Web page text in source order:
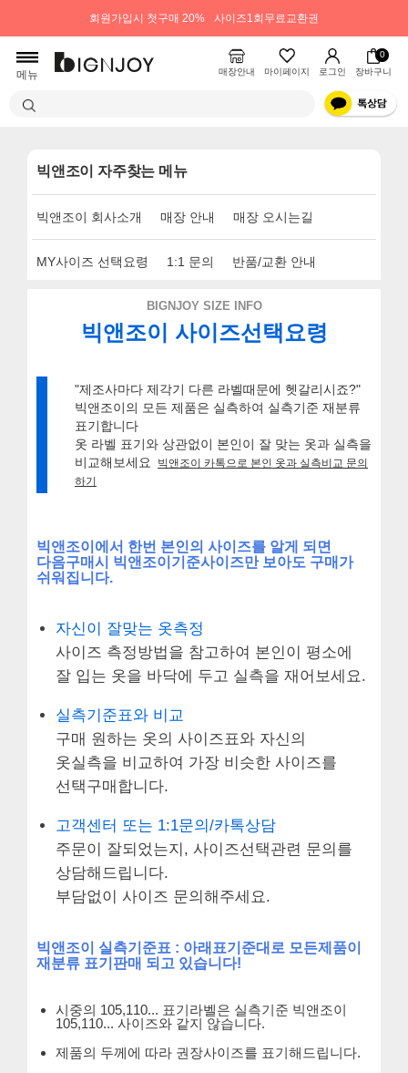
회원가입시 첫구매 20% 사이즈1회무료교환권
메뉴 매장안내 마이페이지 로그인
0
장바구니
빅앤조이 자주찾는 메뉴
빅앤조이 회사소개 매장 안내 매장 오시는길
MY사이즈 선택요령 1:1 문의 반품/교환 안내
BIGNJOY SIZE INFO
빅앤조이 사이즈선택요령
"제조사마다 제각기 다른 라벨때문에 헷갈리시죠?"
빅앤조이의 모든 제품은 실측하여 실측기준 재분류
표기합니다
옷 라벨 표기와 상관없이 본인이 잘 맞는 옷과 실측을
비교해보세요
빅앤조이 카톡으로 본인 옷과 실측비교 문의
하기
빅앤조이에서 한번 본인의 사이즈를 알게 되면
다음구매시 빅앤조이기준사이즈만 보아도 구매가
쉬워집니다.
자신이 잘맞는 옷측정
사이즈 측정방법을 참고하여 본인이 평소에
잘 입는 옷을 바닥에 두고 실측을 재어보세요.
실측기준표와 비교
구매 원하는 옷의 사이즈표와 자신의
옷실측을 비교하여 가장 비슷한 사이즈를
선택구매합니다.
고객센터 또는 1:1문의/카톡상담
주문이 잘되었는지, 사이즈선택관련 문의를
상담해드립니다.
부담없이 사이즈 문의해주세요.
빅앤조이 실측기준표 : 아래표기준대로 모든제품이
재분류 표기판매 되고 있습니다!
시중의 105,110... 표기라벨은 실측기준 빅앤조이
105,110... 사이즈와 같지 않습니다.
제품의 두께에 따라 권장사이즈를 표기해드립니다.